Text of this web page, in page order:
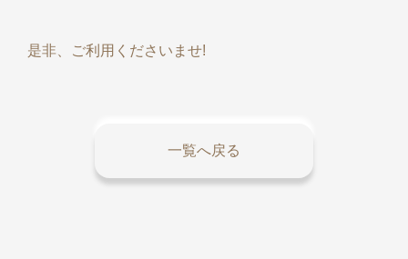
是非、ご利用くださいませ!
一覧へ戻る